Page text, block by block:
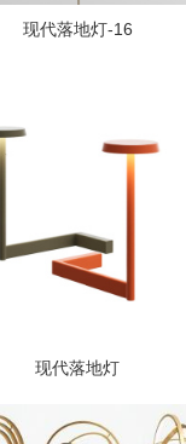
现代落地灯-16
现代落地灯